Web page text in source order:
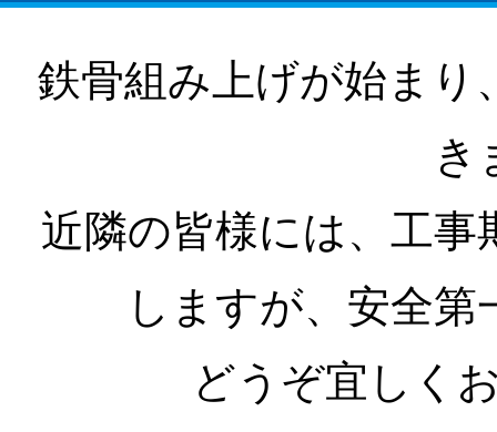
鉄骨組み上げが始ま
き
近隣の皆様には、工
しますが、安全
どうぞ宜しく